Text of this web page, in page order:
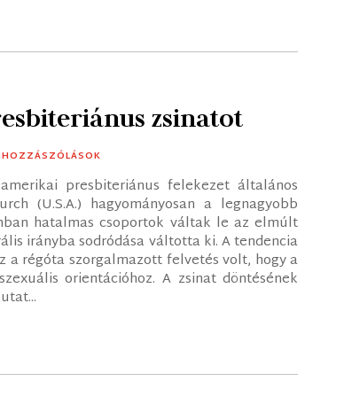
zsinatot
presbiteriánus felekezet általános
(U.S.A.) hagyományosan a legnagyobb
hatalmas csoportok váltak le az elmúlt
irányba sodródása váltotta ki. A tendencia
a régóta szorgalmazott felvetés volt, hogy a
orientációhoz. A zsinat döntésének